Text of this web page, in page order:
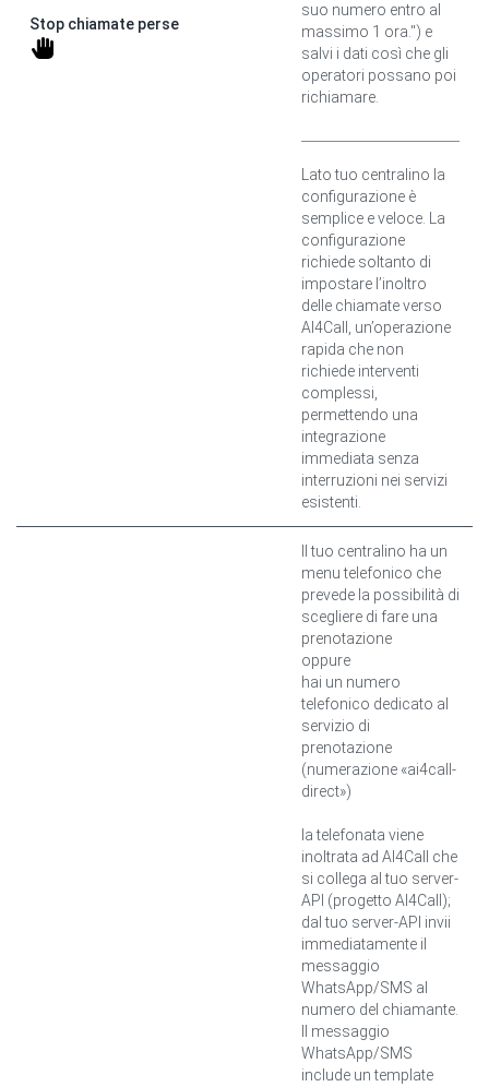
Stop chiamate perse
suo numero entro al
massimo 1 ora.") e
salvi i dati così che gli
operatori possano poi
richiamare.
Lato tuo centralino la
configurazione è
semplice e veloce. La
configurazione
richiede soltanto di
impostare l’inoltro
delle chiamate verso
AI4Call, un’operazione
rapida che non
richiede interventi
complessi,
permettendo una
integrazione
immediata senza
interruzioni nei servizi
esistenti.
Il tuo centralino ha un
menu telefonico che
prevede la possibilità di
scegliere di fare una
prenotazione
oppure
hai un numero
telefonico dedicato al
servizio di
prenotazione
(numerazione «ai4call-
direct»)
la telefonata viene
inoltrata ad AI4Call che
si collega al tuo server-
API (progetto AI4Call);
dal tuo server-API invii
immediatamente il
messaggio
WhatsApp/SMS al
numero del chiamante.
Il messaggio
WhatsApp/SMS
include un template